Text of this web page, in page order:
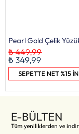
Pearl Gold Çelik
₺ 349,99
₺ 449,99
SEPETTE NET %15
E-BÜLTEN
Tüm yeniliklerden ve